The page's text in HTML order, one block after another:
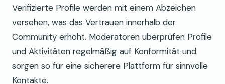
Verifizierte Profile werden mit einem Abzeichen
versehen, was das Vertrauen innerhalb der
Community erhöht. Moderatoren überprüfen Profile
und Aktivitäten regelmäßig auf Konformität und
sorgen so für eine sicherere Plattform für sinnvolle
Kontakte.